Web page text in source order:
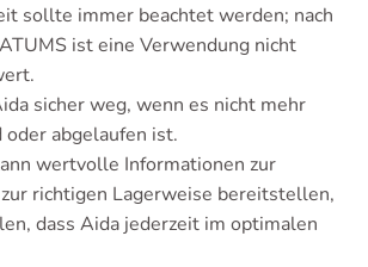
sollte immer beachtet werden; nach
ist eine Verwendung nicht
sicher weg, wenn es nicht mehr
abgelaufen ist.
wertvolle Informationen zur
richtigen Lagerweise bereitstellen,
dass Aida jederzeit im optimalen